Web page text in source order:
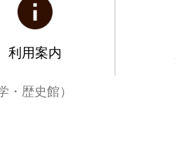
利用案内
・歴史館）